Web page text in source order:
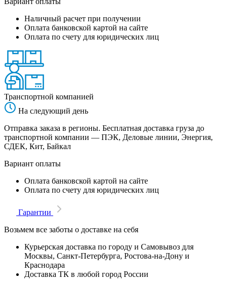
Наличный расчет при получении
Оплата банковской картой на сайте
Оплата по счету для юридических лиц
Транспортной компанией
На следующий день
Отправка заказа в регионы. Бесплатная доставка груза до
транспортной компании — ПЭК, Деловые линии, Энергия,
СДЕК, Кит, Байкал
Вариант оплаты
Оплата банковской картой на сайте
Оплата по счету для юридических лиц
Гарантии
Возьмем все заботы о доставке на себя
Курьерская доставка по городу и Самовывоз для
Москвы, Санкт-Петербурга, Ростова-на-Дону и
Краснодара
Доставка ТК в любой город России